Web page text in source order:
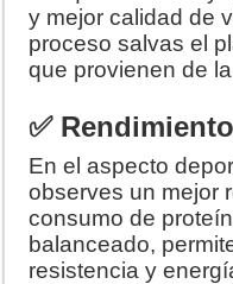
y mejor calidad de
proceso salvas el
que provienen de
✅
En el aspecto
observes un mejor
consumo de
balanceado,
resistencia y